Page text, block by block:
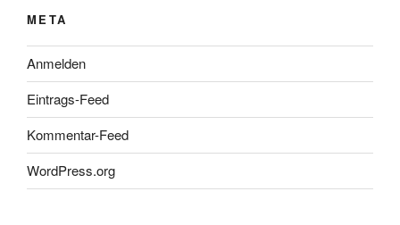
META
Anmelden
Eintrags-Feed
Kommentar-Feed
WordPress.org